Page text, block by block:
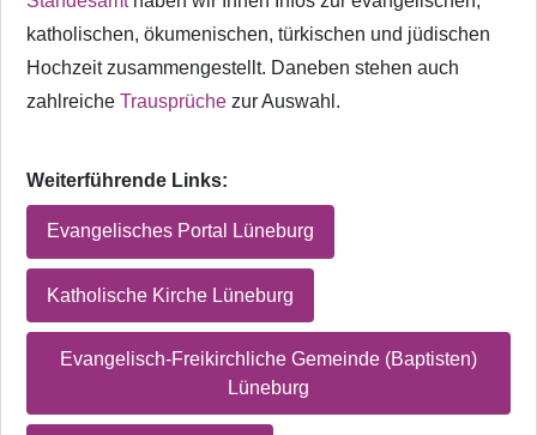
katholischen, ökumenischen, türkischen und jüdischen
Hochzeit zusammengestellt. Daneben stehen auch
zahlreiche Trausprüche zur Auswahl.
Weiterführende Links:
Evangelisches Portal Lüneburg
Katholische Kirche Lüneburg
Evangelisch-Freikirchliche Gemeinde (Baptisten)
Lüneburg